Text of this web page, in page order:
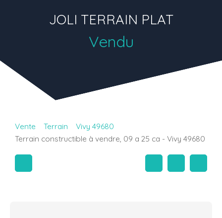
JOLI TERRAIN PLAT
Vendu
Vente Terrain
Vivy 49680
Terrain constructible à vendre, 09 a 25 ca - Vivy 49680